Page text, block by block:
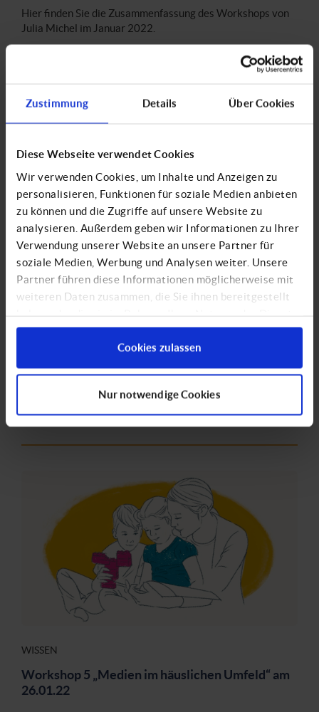
Zustimmung Details Über Cookies
Diese Webseite verwendet Cookies
Wir verwenden Cookies, um Inhalte und Anzeigen zu
personalisieren, Funktionen für soziale Medien anbieten
zu können und die Zugriffe auf unsere Website zu
analysieren. Außerdem geben wir Informationen zu Ihrer
Verwendung unserer Website an unsere Partner für
soziale Medien, Werbung und Analysen weiter. Unsere
Partner führen diese Informationen möglicherweise mit
weiteren Daten zusammen, die Sie ihnen bereitgestellt
gesammelt haben.
Cookies zulassen
Nur notwendige Cookies
Hier finden Sie die Zusammenfassung des Workshops von
Julia Michel im Januar 2022.
WISSEN
Lesen Sie hier die Zusammenfassung des Workshops von
Partizipation von Kindern Corona-Pandemie
WISSEN
Workshop 5 „Medien im häuslichen Umfeld“ am
26.01.22